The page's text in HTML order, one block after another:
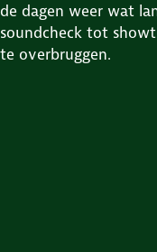
de dagen weer wat
soundcheck tot
te overbruggen.